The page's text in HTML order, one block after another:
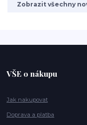
Zobrazit všechny
VŠE o nákupu
Jak nakupovat
Doprava a platba